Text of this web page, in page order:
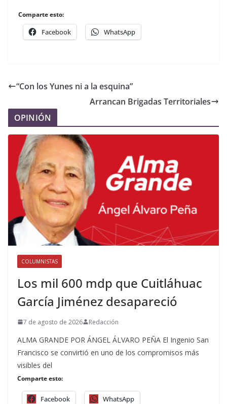
Comparte esto:
Facebook WhatsApp
“Con los Yunes ni a la esquina”
Arrancan Brigadas Territoriales
OPINIÓN
COLUMNISTAS
Los mil 600 mdp que Cuitláhuac
García Jiménez desapareció
7 de agosto de 2026 Redacción
ALMA GRANDE POR ÁNGEL ÁLVARO PEÑA El Ingenio San
Francisco se convirtió en uno de los compromisos más
visibles del
Comparte esto:
Facebook WhatsApp